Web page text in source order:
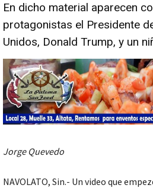
En dicho material aparecen
protagonistas el Presidente
Unidos, Donald Trump, y un
Jorge Quevedo
NAVOLATO, Sin.- Un video que